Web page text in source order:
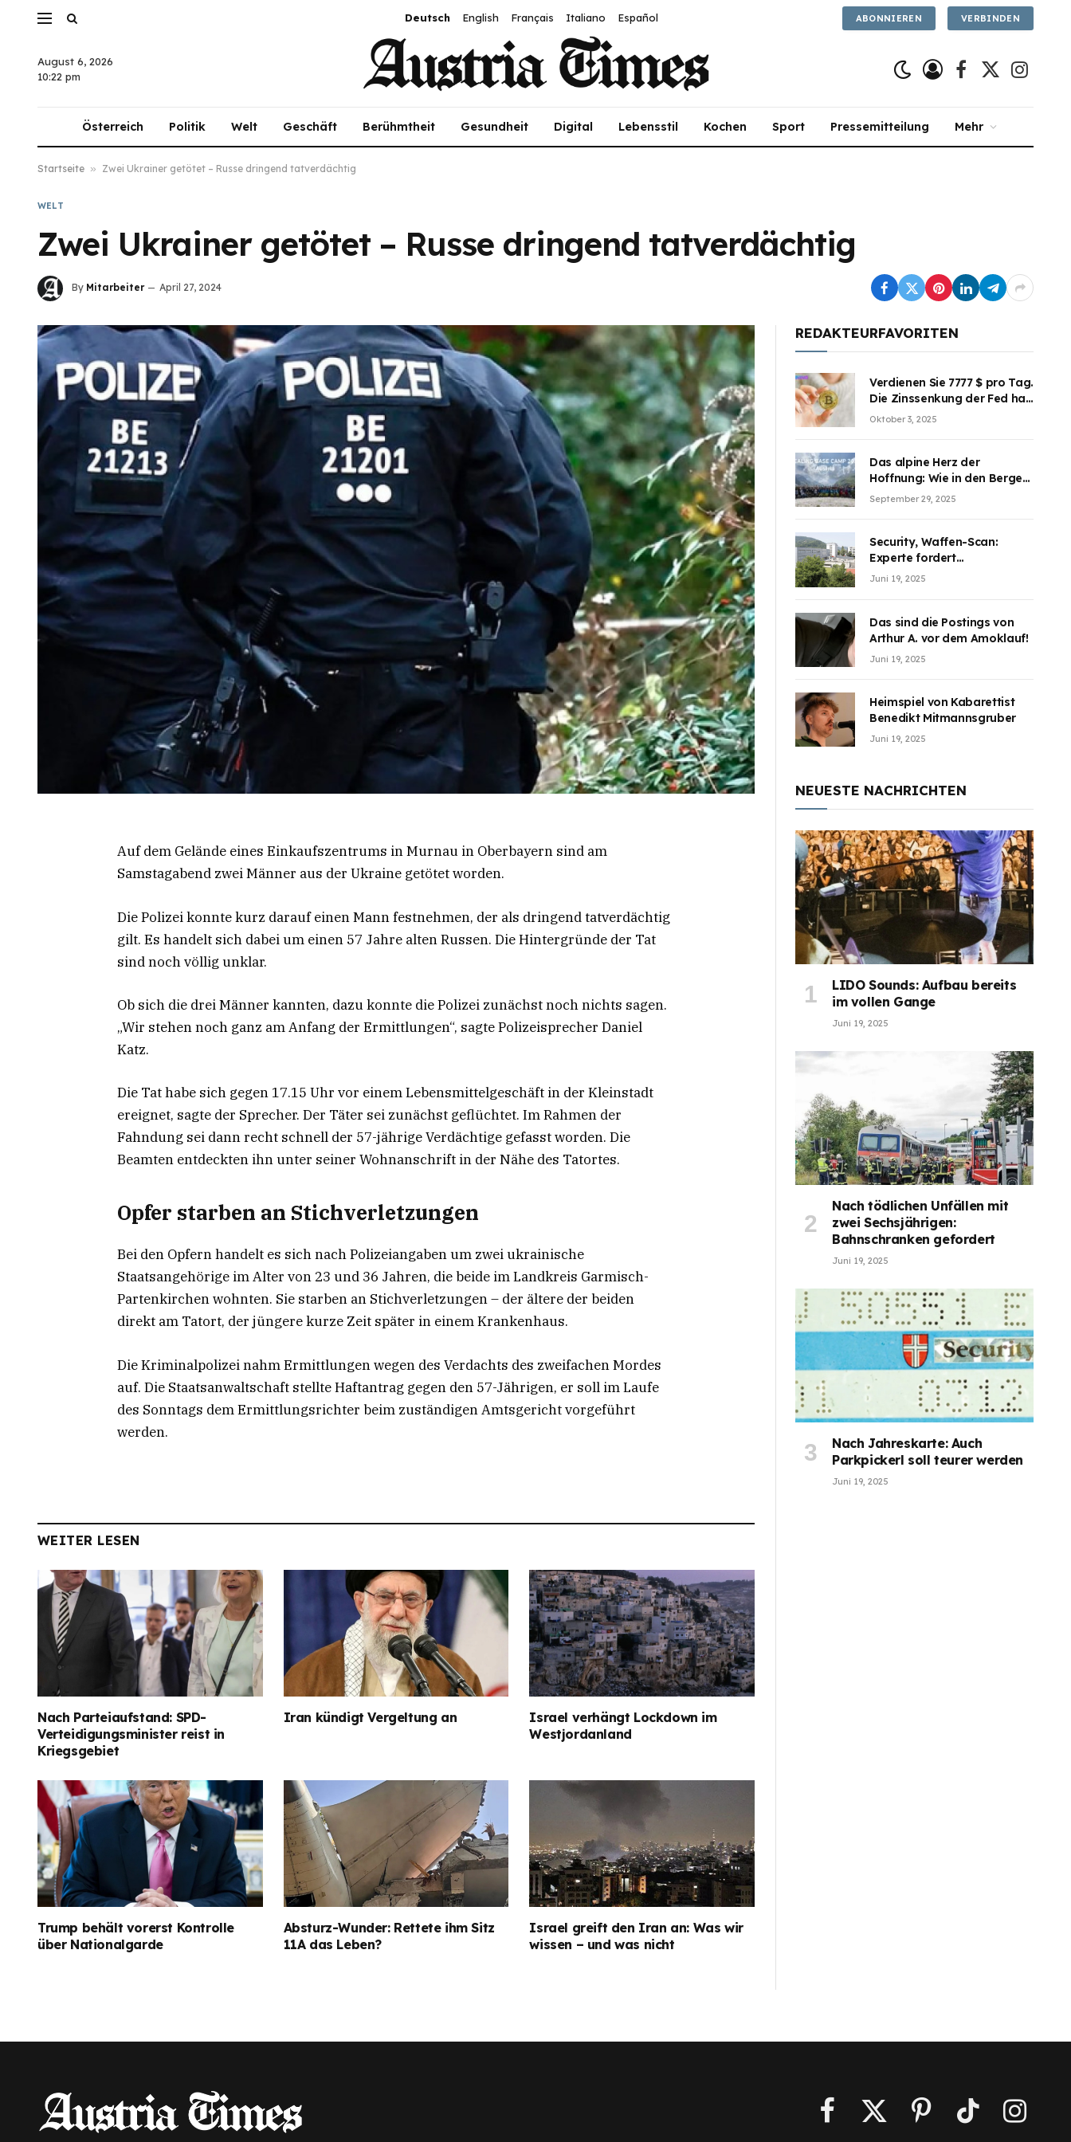
Deutsch English Français Italiano Español ABONNIEREN VERBINDEN
August 6, 2026
10:22 pm
Facebook
X
Österreich Politik Welt Geschäft Berühmtheit Gesundheit Digital Lebensstil Kochen Sport Pressemitteilung Mehr
Startseite » Zwei Ukrainer getötet – Russe dringend tatverdächtig
WELT
Zwei Ukrainer getötet – Russe dringend tatverdächtig
By Mitarbeiter April 27, 2024
Auf dem Gelände eines Einkaufszentrums in Murnau in Oberbayern sind am
Samstagabend zwei Männer aus der Ukraine getötet worden.
Die Polizei konnte kurz darauf einen Mann festnehmen, der als dringend tatverdächtig
gilt. Es handelt sich dabei um einen 57 Jahre alten Russen. Die Hintergründe der Tat
sind noch völlig unklar.
Ob sich die drei Männer kannten, dazu konnte die Polizei zunächst noch nichts sagen.
„Wir stehen noch ganz am Anfang der Ermittlungen“, sagte Polizeisprecher Daniel
Katz.
Die Tat habe sich gegen 17.15 Uhr vor einem Lebensmittelgeschäft in der Kleinstadt
ereignet, sagte der Sprecher. Der Täter sei zunächst geflüchtet. Im Rahmen der
Fahndung sei dann recht schnell der 57-jährige Verdächtige gefasst worden. Die
Beamten entdeckten ihn unter seiner Wohnanschrift in der Nähe des Tatortes.
Opfer starben an Stichverletzungen
Bei den Opfern handelt es sich nach Polizeiangaben um zwei ukrainische
Staatsangehörige im Alter von 23 und 36 Jahren, die beide im Landkreis Garmisch-
Partenkirchen wohnten. Sie starben an Stichverletzungen – der ältere der beiden
direkt am Tatort, der jüngere kurze Zeit später in einem Krankenhaus.
Die Kriminalpolizei nahm Ermittlungen wegen des Verdachts des zweifachen Mordes
auf. Die Staatsanwaltschaft stellte Haftantrag gegen den 57-Jährigen, er soll im Laufe
des Sonntags dem Ermittlungsrichter beim zuständigen Amtsgericht vorgeführt
werden.
WEITER LESEN
Nach Parteiaufstand: SPD-
Verteidigungsminister reist in
Kriegsgebiet
Iran kündigt Vergeltung an
Israel verhängt Lockdown im
Westjordanland
Trump behält vorerst Kontrolle
über Nationalgarde
Absturz-Wunder: Rettete ihm Sitz
11A das Leben?
Israel greift den Iran an: Was wir
wissen – und was nicht
REDAKTEURFAVORITEN
Verdienen Sie 7777 $ pro Tag.
Die Zinssenkung der Fed hat
die Aufmerksamkeit des
teilzuhaben
Oktober 3, 2025
Das alpine Herz der
Hoffnung: Wie in den Bergen
Österreichs die unsichtbaren
September 29, 2025
Security, Waffen-Scan:
Experte fordert
Sicherheitsdiskussion an
Juni 19, 2025
Das sind die Postings von
Arthur A. vor dem Amoklauf!
Juni 19, 2025
Heimspiel von Kabarettist
Benedikt Mitmannsgruber
Juni 19, 2025
NEUESTE NACHRICHTEN
LIDO Sounds: Aufbau bereits
im vollen Gange
Juni 19, 2025
Nach tödlichen Unfällen mit
zwei Sechsjährigen:
Bahnschranken gefordert
Juni 19, 2025
Nach Jahreskarte: Auch
Parkpickerl soll teurer werden
Juni 19, 2025
Facebook
X
PinterestTikTok Instagram